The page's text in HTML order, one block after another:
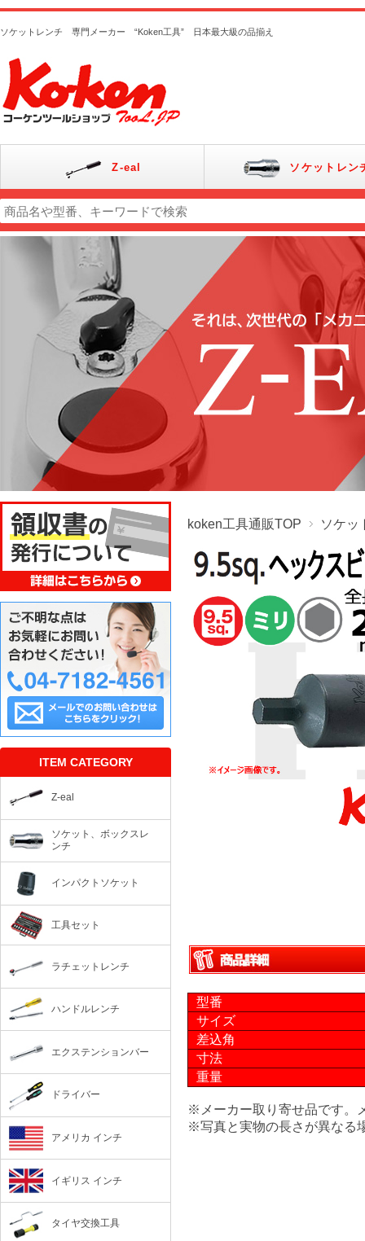
ソケットレンチ 専門メーカー “Koken工具” 日本最大級の品揃え
Z-eal ソケットレン
koken工具通販TOP ソケッ
型番
サイズ
差込角
寸法
重量
※メーカー取り寄せ品です。
※写真と実物の長さが異なる
ITEM CATEGORY
Z-eal
ソケット、ボックスレ
ンチ
インパクトソケット
工具セット
ラチェットレンチ
ハンドルレンチ
エクステンションバー
ドライバー
アメリカ インチ
イギリス インチ
タイヤ交換工具